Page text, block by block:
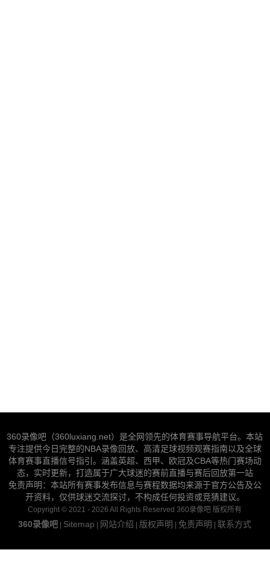
360录像吧（360luxiang.net）是全网领先的体育赛事导航平台。本站
专注提供今日完整的NBA录像回放、高清足球视频观赛指南以及全球
体育赛事直播信号指引。涵盖英超、西甲、欧冠及CBA等热门赛场动
态，实时更新，打造属于广大球迷的赛前直播与赛后回放第一站
免责声明：本站所有赛事发布信息与赛程数据均来源于官方公告及公
开资料，仅供球迷交流探讨，不构成任何投资或竞猜建议。
Copyright © 2021 - 2026 All Rights Reserved 360录像吧 版权所有
360录像吧 Sitemap 网站介绍 版权声明 免责声明 |联系方式